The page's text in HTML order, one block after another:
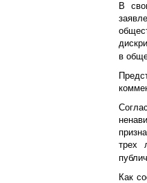
В
в
трех
Как